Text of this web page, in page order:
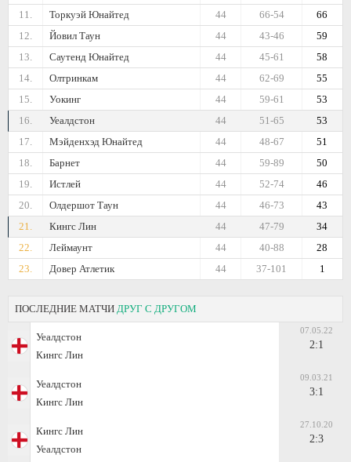
11.
Торкуэй Юнайтед 66
66-54
44
12.
Йовил Таун 59
43-46
44
13.
Саутенд Юнайтед 58
45-61
44
14.
Олтринкам 55
62-69
44
15.
Уокинг 53
59-61
44
16.
Уеалдстон 53
51-65
44
17.
Мэйденхэд Юнайтед 51
48-67
44
18.
Барнет 50
59-89
44
19.
Истлей 46
52-74
44
20.
Олдершот Таун 43
46-73
44
21.
Кингс Лин 34
47-79
44
22.
Леймаунт 28
40-88
44
23.
Довер Атлетик 1
37-101
44
ПОСЛЕДНИЕ МАТЧИ ДРУГ С ДРУГОМ
Уеалдстон
Кингс Лин
07.05.22
2:1
Уеалдстон
Кингс Лин
09.03.21
3:1
Кингс Лин
Уеалдстон
27.10.20
2:3